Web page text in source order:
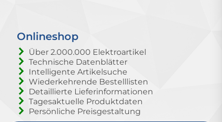
Onlineshop
Über 2.000.000 Elektroartikel
Technische Datenblätter
Intelligente Artikelsuche
Wiederkehrende Bestelllisten
Detaillierte Lieferinformationen
Tagesaktuelle Produktdaten
Persönliche Preisgestaltung